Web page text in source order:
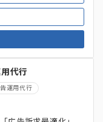
代行
運用代行